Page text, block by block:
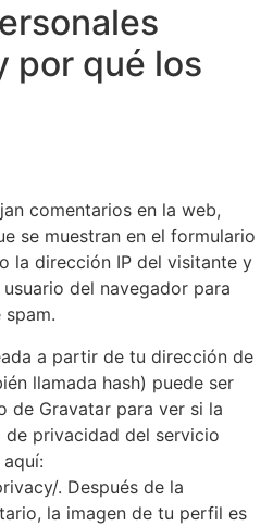
por qué los
comentarios en la web,
se muestran en el formulario
la dirección IP del visitante y
del navegador para
a partir de tu dirección de
llamada hash) puede ser
de Gravatar para ver si la
privacidad del servicio
. Después de la
la imagen de tu perfil es